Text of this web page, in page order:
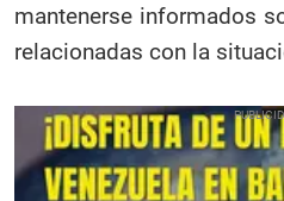
mantenerse informados
relacionadas con la